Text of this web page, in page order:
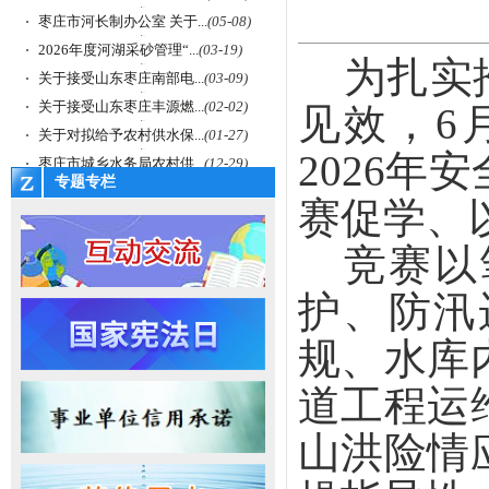
枣庄市河长制办公室 关于...(05-08)
2026年度河湖采砂管理“...(03-19)
关于接受山东枣庄南部电...(03-09)
关于接受山东枣庄丰源燃...(02-02)
关于对拟给予农村供水保...(01-27)
枣庄市城乡水务局农村供...(12-29)
专题专栏
为扎实
见效，6
2026年
赛促学、
竞赛
护、防
规、水库
道工程运
山洪险情